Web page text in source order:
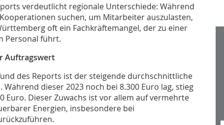
verdeutlicht regionale Unterschiede: Während
suchen, um Mitarbeiter auszulasten,
oft ein Fachkräftemangel, der zu einer
Personal führt.
Auftragswert
des Reports ist der steigende durchschnittliche
dieser 2023 noch bei 8.300 Euro lag, stieg
Euro. Dieser Zuwachs ist vor allem auf vermehrte
Energien, insbesondere bei